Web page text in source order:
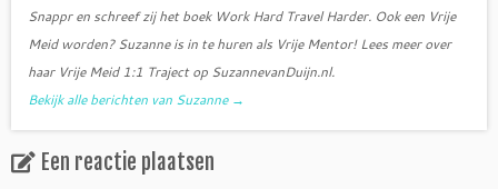
Snappr en schreef zij het boek Work Hard Travel Harder. Ook een Vrije
Meid worden? Suzanne is in te huren als Vrije Mentor! Lees meer over
haar Vrije Meid 1:1 Traject op SuzannevanDuijn.nl.
Bekijk alle berichten van Suzanne →
Een reactie plaatsen